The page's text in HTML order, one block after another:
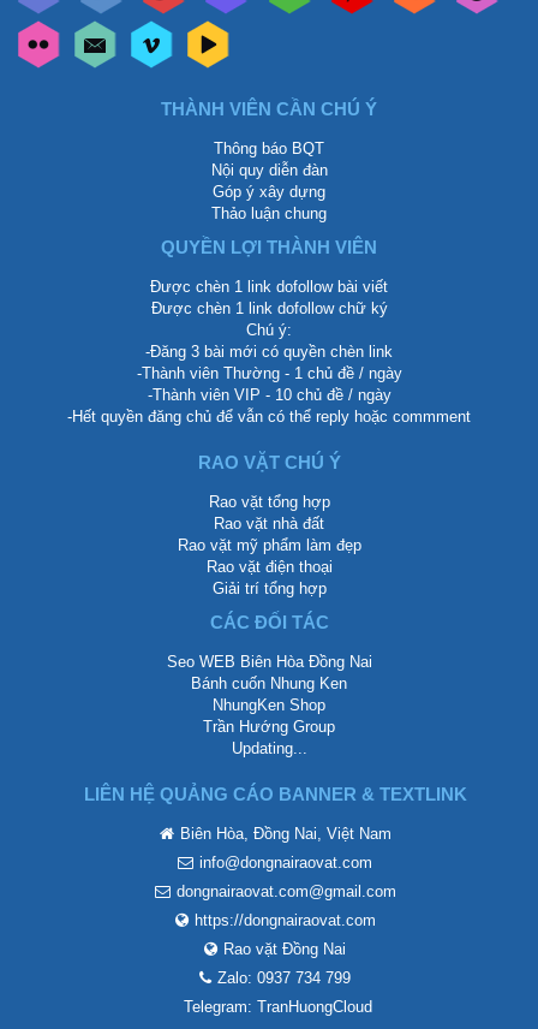
THÀNH VIÊN CẦN CHÚ Ý
Thông báo BQT
Nội quy diễn đàn
Góp ý xây dựng
Thảo luận chung
QUYỀN LỢI THÀNH VIÊN
Được chèn 1 link dofollow bài viết
Được chèn 1 link dofollow chữ ký
Chú ý:
-Đăng 3 bài mới có quyền chèn link
-Thành viên Thường - 1 chủ đề / ngày
-Thành viên VIP - 10 chủ đề / ngày
-Hết quyền đăng chủ để vẫn có thể reply hoặc commment
RAO VẶT CHÚ Ý
Rao vặt tổng hợp
Rao vặt nhà đất
Rao vặt mỹ phẩm làm đẹp
Rao vặt điện thoại
Giải trí tổng hợp
CÁC ĐỐI TÁC
Seo WEB Biên Hòa Đồng Nai
Bánh cuốn Nhung Ken
NhungKen Shop
Trần Hướng Group
Updating...
LIÊN HỆ QUẢNG CÁO BANNER & TEXTLINK
Biên Hòa, Đồng Nai, Việt Nam
info@dongnairaovat.com
dongnairaovat.com@gmail.com
https://dongnairaovat.com
Rao vặt Đồng Nai
Zalo: 0937 734 799
Telegram: TranHuongCloud